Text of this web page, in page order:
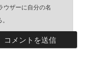
ウザーに自分の名